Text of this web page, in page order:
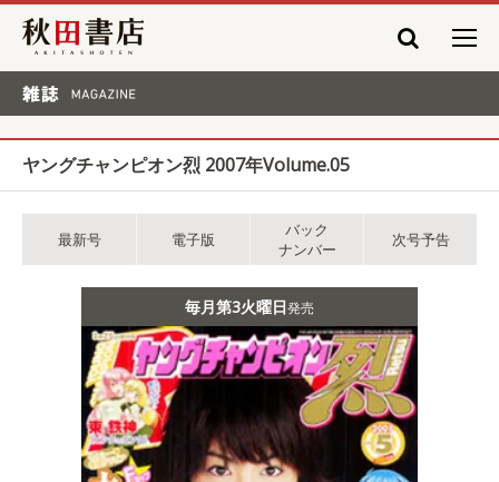
秋田書店
ヤングチャンピオン烈 2007年Volume.05
最新号 電子版
バック
ナンバー
次号予告
毎月第3火曜日発売